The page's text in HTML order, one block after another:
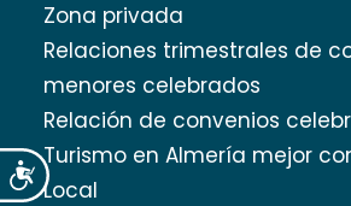
Accesibilidad
Zona privada
Relaciones trimestrales de
menores celebrados
Relación de convenios
Turismo en Almería mejor
Local